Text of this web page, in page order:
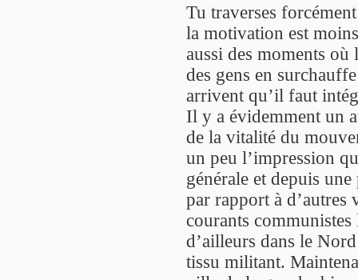
Tu traverses
la motivation est
aussi des moments où
des gens en
arrivent qu’il faut
Il y a évidemment un
de la vitalité du
un peu l’impression
générale et depuis
par rapport à
courants
d’ailleurs dans le
tissu militant.